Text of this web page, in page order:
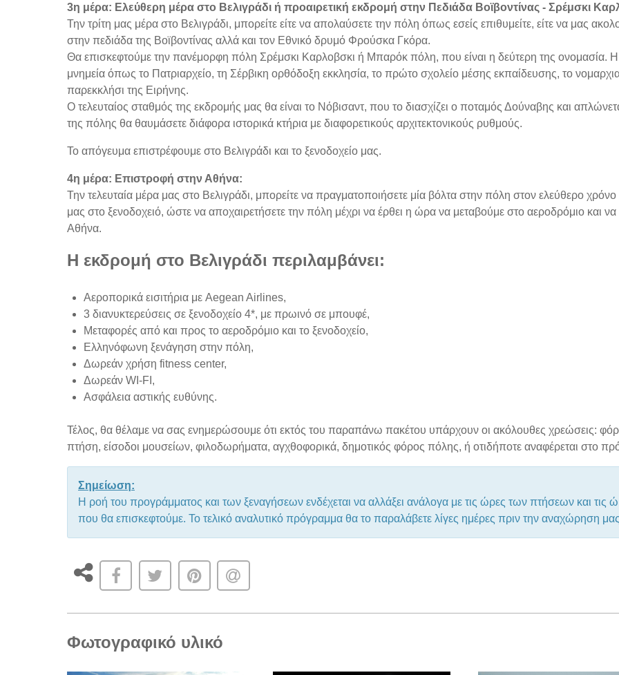
3η μέρα: Ελεύθερη μέρα στο Βελιγράδι ή προαιρετική εκδρομή στην Πεδιάδα Βοϊβοντίνας - Σρέμσκι
Την τρίτη μας μέρα στο Βελιγράδι, μπορείτε είτε να απολαύσετε την πόλη όπως εσείς επιθυμείτε, είτε να μας
στην πεδιάδα της Βοϊβοντίνας αλλά και τον Εθνικό δρυμό Φρούσκα Γκόρα.
Θα επισκεφτούμε την πανέμορφη πόλη Σρέμσκι Καρλοβσκι ή Μπαρόκ πόλη, που είναι η δεύτερη της ονομασία. Η
μνημεία όπως το Πατριαρχείο, τη Σέρβικη ορθόδοξη εκκλησία, το πρώτο σχολείο μέσης εκπαίδευσης, το
παρεκκλήσι της Ειρήνης.
Ο τελευταίος σταθμός της εκδρομής μας θα είναι το Νόβισαντ, που το διασχίζει ο ποταμός Δούναβης και
της πόλης θα θαυμάσετε διάφορα ιστορικά κτήρια με διαφορετικούς αρχιτεκτονικούς ρυθμούς.
Το απόγευμα επιστρέφουμε στο Βελιγράδι και το ξενοδοχείο μας.
4η μέρα: Επιστροφή στην Αθήνα:
Την τελευταία μέρα μας στο Βελιγράδι, μπορείτε να πραγματοποιήσετε μία βόλτα στην πόλη στον ελεύθερο
μας στο ξενοδοχειό, ώστε να αποχαιρετήσετε την πόλη μέχρι να έρθει η ώρα να μεταβούμε στο αεροδρόμιο και
Αθήνα.
Η εκδρομή στο Βελιγράδι περιλαμβάνει:
Αεροπορικά εισιτήρια με Aegean Airlines,
3 διανυκτερεύσεις σε ξενοδοχείο 4*, με πρωινό σε μπουφέ,
Μεταφορές από και προς το αεροδρόμιο και το ξενοδοχείο,
Ελληνόφωνη ξενάγηση στην πόλη,
Δωρεάν χρήση fitness center,
Δωρεάν WI-FI,
Ασφάλεια αστικής ευθύνης.
Τέλος, θα θέλαμε να σας ενημερώσουμε ότι εκτός του παραπάνω πακέτου υπάρχουν οι ακόλουθες χρεώσεις:
πτήση, είσοδοι μουσείων, φιλοδωρήματα, αγχθοφορικά, δημοτικός φόρος πόλης, ή οτιδήποτε αναφέρεται στο
Σημείωση:
Η ροή του προγράμματος και των ξεναγήσεων ενδέχεται να αλλάξει ανάλογα με τις ώρες των πτήσεων και
που θα επισκεφτούμε. Το τελικό αναλυτικό πρόγραμμα θα το παραλάβετε λίγες ημέρες πριν την αναχώρηση
Φωτογραφικό υλικό